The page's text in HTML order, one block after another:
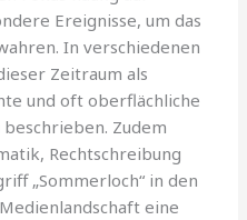
Ereignisse, um das
In verschiedenen
Zeitraum als
und oft oberflächliche
Zudem
Rechtschreibung
„Sommerloch“ in den
eine